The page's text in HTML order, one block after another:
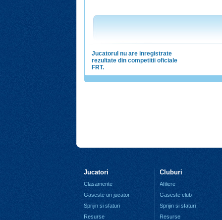
Jucatorul nu are inregistrate
rezultate din competitii oficiale
FRT.
Jucatori
Clasamente
Gaseste un jucator
Sprijin si sfaturi
Resurse
Cluburi
Afiliere
Gaseste club
Sprijin si sfaturi
Resurse